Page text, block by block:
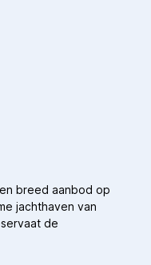
breed aanbod op
jachthaven van
de